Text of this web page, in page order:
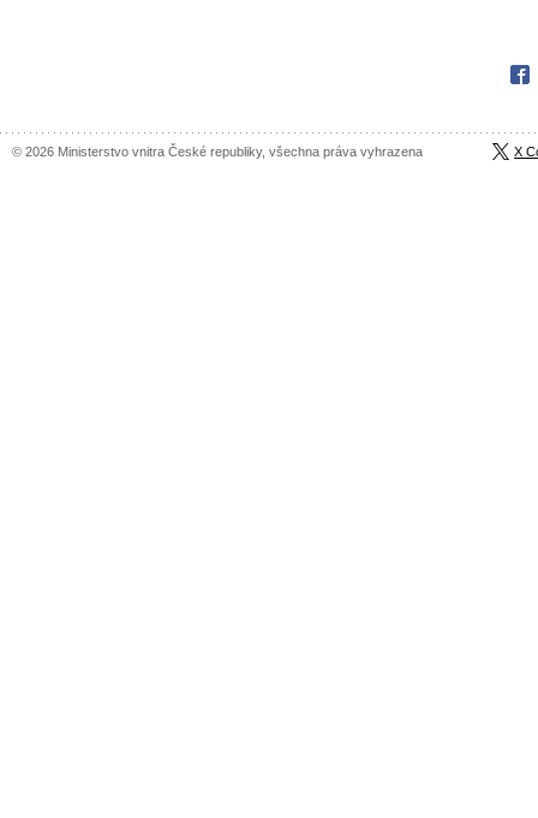
© 2026 Ministerstvo vnitra České republiky, všechna práva vyhrazena X